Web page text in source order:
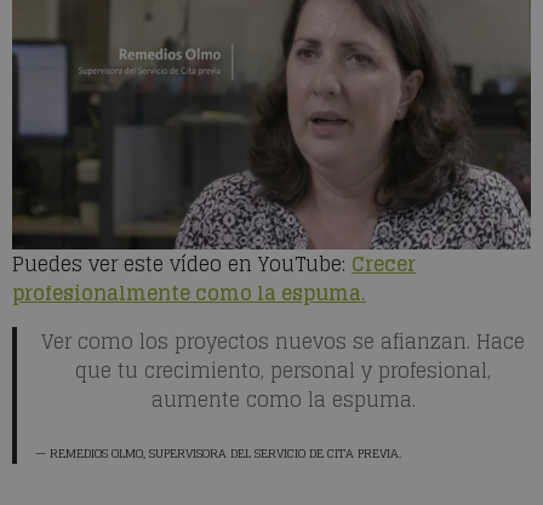
Puedes ver este vídeo en YouTube: Crecer
profesionalmente como la espuma.
Ver como los proyectos nuevos se afianzan. Hace
que tu crecimiento, personal y profesional,
aumente como la espuma.
REMEDIOS OLMO, SUPERVISORA DEL SERVICIO DE CITA PREVIA.